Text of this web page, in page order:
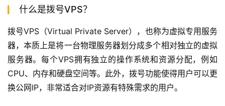
什么是拨号VPS？
拨号VPS（Virtual Private Server），也称为虚拟专用服务
器，本质上是将一台物理服务器划分成多个相对独立的虚拟
服务器。每个VPS拥有独立的操作系统和资源分配，例如
CPU、内存和硬盘空间等。此外，拨号功能使得用户可以更
换公网IP，非常适合对IP资源有特殊需求的用户。